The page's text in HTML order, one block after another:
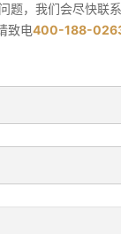
题，我们会尽快联
致电400-188-